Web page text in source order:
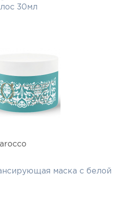
30мл
маска с белой